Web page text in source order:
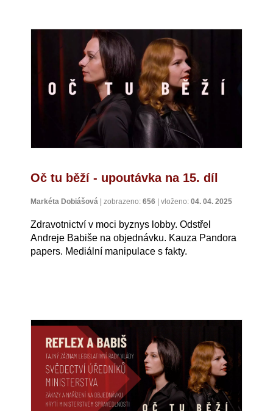
Oč tu běží - upoutávka na 15. díl
Markéta Dobiášová | zobrazeno: 656 | vloženo: 04. 04. 2025
Zdravotnictví v moci byznys lobby. Odstřel
Andreje Babiše na objednávku. Kauza Pandora
papers. Mediální manipulace s fakty.